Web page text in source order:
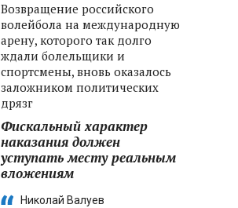
Возвращение российского
волейбола на международную
арену, которого так долго
ждали болельщики и
спортсмены, вновь оказалось
заложником политических
дрязг
Фискальный характер
наказания должен
уступать месту реальным
вложениям
Николай Валуев